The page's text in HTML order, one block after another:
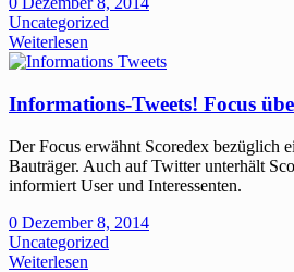
Uncategorized
Weiterlesen
Informations-Tweets! Focus
Der Focus erwähnt Scoredex bezüglich
Bauträger. Auch auf Twitter unterhält
informiert User und Interessenten.
0 Dezember 8, 2014
Uncategorized
Weiterlesen